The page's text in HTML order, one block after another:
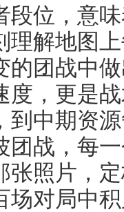
段位，意
理解地图
的团战中
度，更是
到中期资
团战，每
张照片，
场对局中